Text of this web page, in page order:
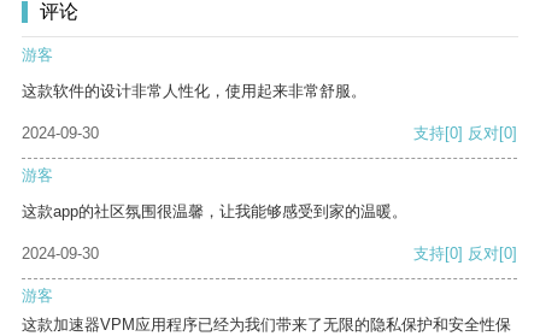
评论
游客
这款软件的设计非常人性化，使用起来非常舒服。
2024-09-30 支持[0] 反对[0]
游客
这款app的社区氛围很温馨，让我能够感受到家的温暖。
2024-09-30 支持[0] 反对[0]
游客
这款加速器VPM应用程序已经为我们带来了无限的隐私保护和安全性保